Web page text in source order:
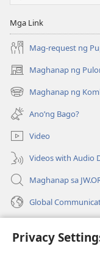
Privacy
Mga Link
Mag-request ng
Maghanap ng
(may
bubukas
na
bagong
window)
Maghanap ng
(may
bubukas
na
bagong
window)
Ano’ng Bago?
Video
Videos with Audio
Maghanap sa
Global